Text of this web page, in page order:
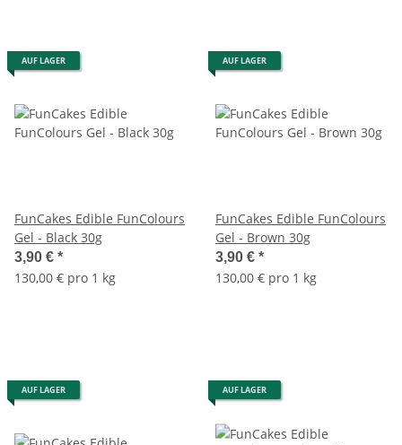
AUF LAGER
FunCakes Edible FunColours
Gel - Black 30g
3,90 € *
130,00 € pro 1 kg
AUF LAGER
FunCakes Edible FunColours
Gel - Brown 30g
3,90 € *
130,00 € pro 1 kg
AUF LAGER AUF LAGER